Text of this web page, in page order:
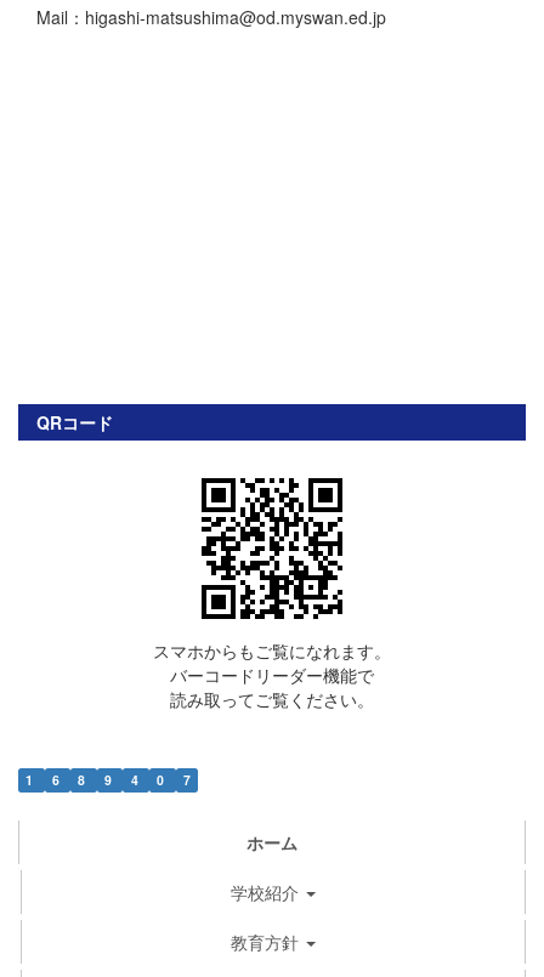
Mail：higashi-matsushima@od.myswan.ed.jp
QRコード
スマホからもご覧になれます。
バーコードリーダー機能で
読み取ってご覧ください。
1 6 8 9 4 0 7
ホーム
学校紹介
教育方針